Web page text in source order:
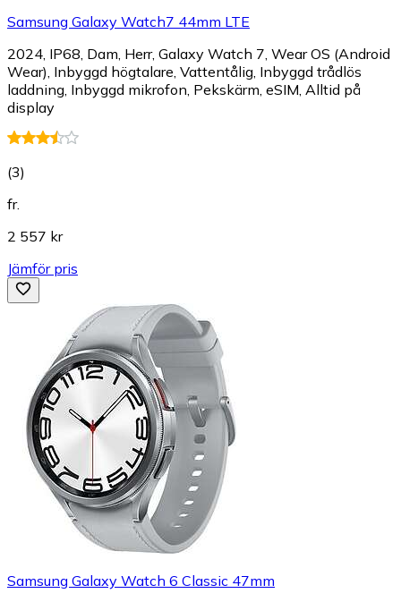
Samsung Galaxy Watch7 44mm LTE
2024, IP68, Dam, Herr, Galaxy Watch 7, Wear OS (Android
Wear), Inbyggd högtalare, Vattentålig, Inbyggd trådlös
laddning, Inbyggd mikrofon, Pekskärm, eSIM, Alltid på
display
(3)
fr.
2 557 kr
Jämför pris
Samsung Galaxy Watch 6 Classic 47mm